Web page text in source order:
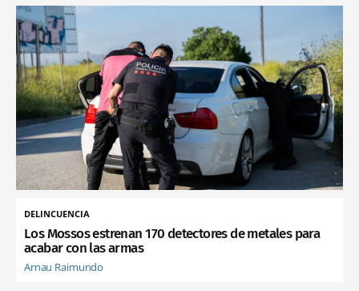
DELINCUENCIA
Los Mossos estrenan 170 detectores de metales para
acabar con las armas
Arnau Raimundo